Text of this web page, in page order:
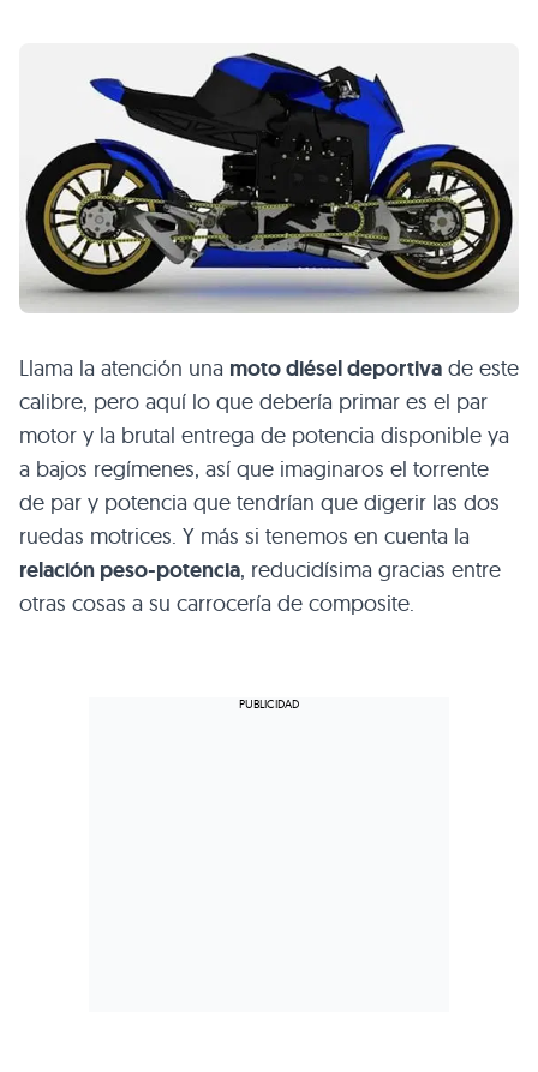
Llama la atención una moto diésel deportiva de este
calibre, pero aquí lo que debería primar es el par
motor y la brutal entrega de potencia disponible ya
a bajos regímenes, así que imaginaros el torrente
de par y potencia que tendrían que digerir las dos
ruedas motrices. Y más si tenemos en cuenta la
relación peso-potencia, reducidísima gracias entre
otras cosas a su carrocería de composite.